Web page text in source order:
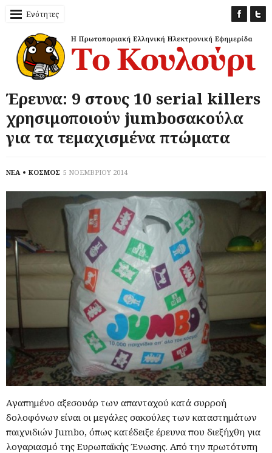
Ενότητες
Έρευνα: 9 στους 10 serial killers
χρησιμοποιούν jumboσακούλα
για τα τεμαχισμένα πτώματα
ΝΕΑ ΚΟΣΜΟΣ 5 ΝΟΕΜΒΡΙΟΥ 2014
Αγαπημένο αξεσουάρ των απανταχού κατά συρροή
δολοφόνων είναι οι μεγάλες σακούλες των καταστημάτων
παιχνιδιών Jumbo, όπως κατέδειξε έρευνα που διεξήχθη για
λογαριασμό της Ευρωπαϊκής Ένωσης. Από την πρωτότυπη